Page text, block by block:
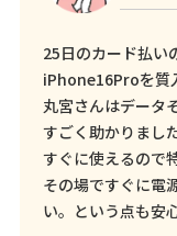
25日のカード払い
iPhone16Proを質
丸宮さんはデータ
すごく助かりまし
すぐに使えるので
その場ですぐに電
い。という点も安